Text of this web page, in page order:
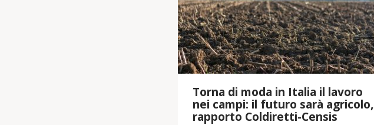
Torna di moda in Italia il lavoro
nei campi: il futuro sarà agricolo,
rapporto Coldiretti-Censis